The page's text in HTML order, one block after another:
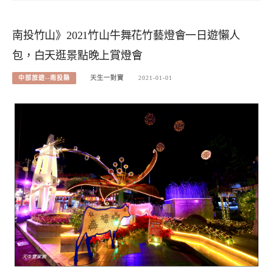
南投竹山》2021竹山牛舞花竹藝燈會一日遊懶人
包，白天逛景點晚上賞燈會
中部旅遊--南投縣 天生一對寶 2021-01-01